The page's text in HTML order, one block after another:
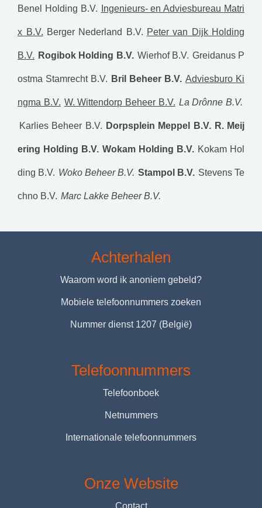
Benel Holding B.V. Ingenieurs- en Adviesbureau Matri
x B.V. Berger Nederland B.V. Peter van Dijk Holding
B.V. Rogibok Holding B.V. Wierhof B.V. Greidanus P
ostma Stamrecht B.V. Bril Beheer B.V. Adviesburo Ki
ngma B.V. W. Wittendorp Beheer B.V. La Drônne B.V.
Karlies Beheer B.V. Dorpsplein Meppel B.V. R. Meij
ering Holding B.V. Wokam Holding B.V. Kokam Hol
ding B.V. Woko Beheer B.V. Stampol B.V. Stevens Te
chno B.V. Marc Lakke Beheer B.V.
Achterhalen
Waarom word ik anoniem gebeld?
Mobiele telefoonnummers zoeken
Nummer dienst 1207 (België)
Telefoonnummers
Telefoonboek
Netnummers
Internationale telefoonnummers
Onze Website
Contact